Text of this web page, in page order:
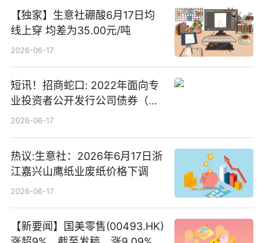
【独家】生意社硼酸6月17日均
线上穿 均差为35.00元/吨
2026-06-17
短讯！招商蛇口: 2022年面向专
业投资者公开发行公司债券（第
二期）（品种二）2026年付息公
2026-06-17
热议:生意社：2026年6月17日浙
江嘉兴山鹰纸业废纸价格下调
2026-06-17
【新要闻】国美零售(00493.HK)